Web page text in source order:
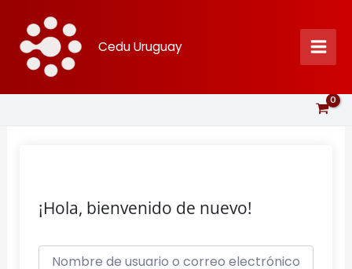
contenido
Cedu Uruguay
¡Hola, bienvenido de nuevo!